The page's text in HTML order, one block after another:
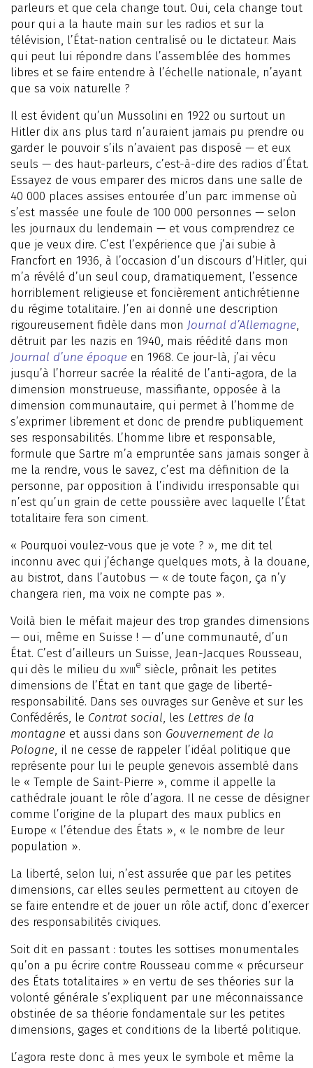
parleurs et que cela change tout. Oui, cela change tout
pour qui a la haute main sur les radios et sur la
télévision, l’État-nation centralisé ou le dictateur. Mais
qui peut lui répondre dans l’assemblée des hommes
libres et se faire entendre à l’échelle nationale, n’ayant
que sa voix naturelle ?
Il est évident qu’un Mussolini en 1922 ou surtout un
Hitler dix ans plus tard n’auraient jamais pu prendre ou
garder le pouvoir s’ils n’avaient pas disposé — et eux
seuls — des haut-parleurs, c’est-à-dire des radios d’État.
Essayez de vous emparer des micros dans une salle de
40 000 places assises entourée d’un parc immense où
s’est massée une foule de 100 000 personnes — selon
les journaux du lendemain — et vous comprendrez ce
que je veux dire. C’est l’expérience que j’ai subie à
Francfort en 1936, à l’occasion d’un discours d’Hitler, qui
m’a révélé d’un seul coup, dramatiquement, l’essence
horriblement religieuse et foncièrement antichrétienne
du régime totalitaire. J’en ai donné une description
rigoureusement fidèle dans mon Journal d’Allemagne,
détruit par les nazis en 1940, mais réédité dans mon
Journal d’une époque en 1968. Ce jour-là, j’ai vécu
jusqu’à l’horreur sacrée la réalité de l’anti-agora, de la
dimension monstrueuse, massifiante, opposée à la
dimension communautaire, qui permet à l’homme de
s’exprimer librement et donc de prendre publiquement
ses responsabilités. L’homme libre et responsable,
formule que Sartre m’a empruntée sans jamais songer à
me la rendre, vous le savez, c’est ma définition de la
personne, par opposition à l’individu irresponsable qui
n’est qu’un grain de cette poussière avec laquelle l’État
totalitaire fera son ciment.
« Pourquoi voulez-vous que je vote ? », me dit tel
inconnu avec qui j’échange quelques mots, à la douane,
au bistrot, dans l’autobus — « de toute façon, ça n’y
changera rien, ma voix ne compte pas ».
Voilà bien le méfait majeur des trop grandes dimensions
— oui, même en Suisse ! — d’une communauté, d’un
État. C’est d’ailleurs un Suisse, Jean-Jacques Rousseau,
qui dès le milieu du xviiie siècle, prônait les petites
dimensions de l’État en tant que gage de liberté-
responsabilité. Dans ses ouvrages sur Genève et sur les
Confédérés, le Contrat social, les Lettres de la
montagne et aussi dans son Gouvernement de la
Pologne, il ne cesse de rappeler l’idéal politique que
représente pour lui le peuple genevois assemblé dans
le « Temple de Saint-Pierre », comme il appelle la
cathédrale jouant le rôle d’agora. Il ne cesse de désigner
comme l’origine de la plupart des maux publics en
Europe « l’étendue des États », « le nombre de leur
population ».
La liberté, selon lui, n’est assurée que par les petites
dimensions, car elles seules permettent au citoyen de
se faire entendre et de jouer un rôle actif, donc d’exercer
des responsabilités civiques.
Soit dit en passant : toutes les sottises monumentales
qu’on a pu écrire contre Rousseau comme « précurseur
des États totalitaires » en vertu de ses théories sur la
volonté générale s’expliquent par une méconnaissance
obstinée de sa théorie fondamentale sur les petites
dimensions, gages et conditions de la liberté politique.
L’agora reste donc à mes yeux le symbole et même la